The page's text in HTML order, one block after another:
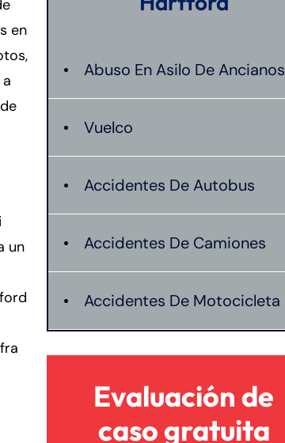
en
un
Abuso En Asilo De Ancianos
Vuelco
Accidentes De Autobus
Accidentes De Camiones
Accidentes De Motocicleta
Accidentes De Peatones
Compensacion De
Evaluación de
caso gratuita